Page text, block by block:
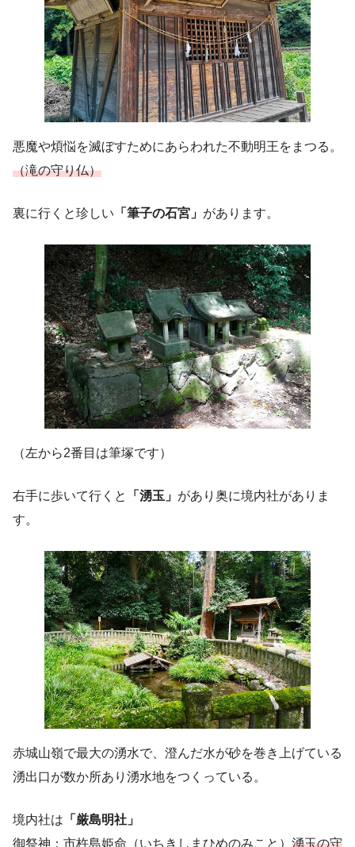
悪魔や煩悩を滅ぼすためにあらわれた不動明王をまつる。
（滝の守り仏）
裏に行くと珍しい 「筆子の石宮」 があります。
（左から2番目は筆塚です）
右手に歩いて行くと 「湧玉」 があり奥に境内社がありま
す。
赤城山嶺で最大の湧水で、澄んだ水が砂を巻き上げている
湧出口が数か所あり湧水地をつくっている。
境内社は 「厳島明社」
御祭神：市杵島姫命（いちきしまひめのみこと） 湧玉の守